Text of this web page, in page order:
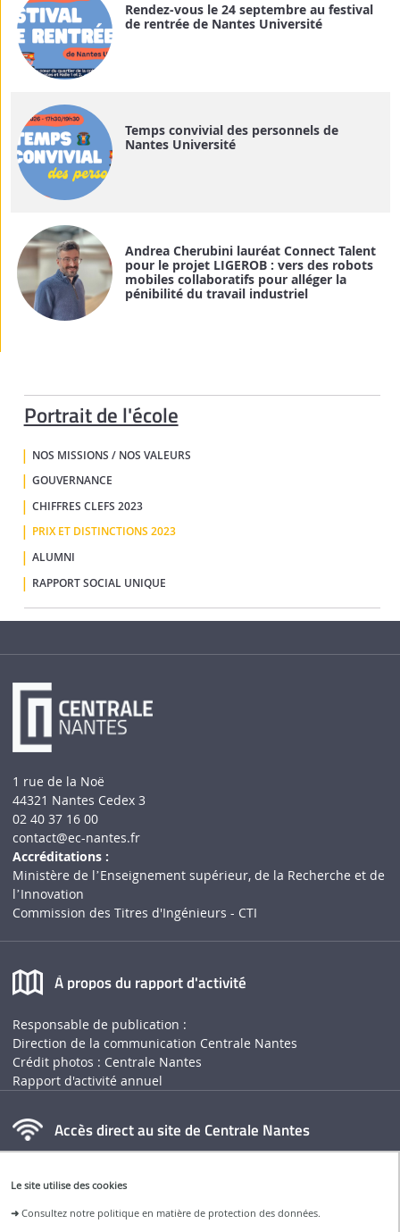
Le site utilise des cookies
➜Consultez notre politique en matière de protection des données.
Portrait de l'école
NOS MISSIONS / NOS VALEURS
GOUVERNANCE
CHIFFRES CLEFS 2023
PRIX ET DISTINCTIONS 2023
ALUMNI
RAPPORT SOCIAL UNIQUE
Rendez-vous le 24 septembre au festival
de rentrée de Nantes Université
Temps convivial des personnels de
Nantes Université
Andrea Cherubini lauréat Connect Talent
pour le projet LIGEROB : vers des robots
mobiles collaboratifs pour alléger la
pénibilité du travail industriel
1 rue de la Noë
44321 Nantes Cedex 3
02 40 37 16 00
contact@ec-nantes.fr
Accréditations :
Ministère de lʼEnseignement supérieur, de la Recherche et de
lʼInnovation
Commission des Titres d'Ingénieurs - CTI
À propos du rapport d'activité
Responsable de publication :
Direction de la communication Centrale Nantes
Crédit photos : Centrale Nantes
Rapport d'activité annuel
Accès direct au site de Centrale Nantes